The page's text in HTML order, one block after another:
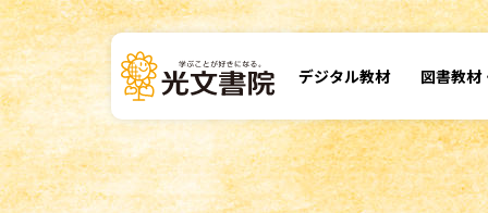
デジタル教材 図書教材